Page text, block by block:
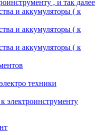
, и так далее
и аккумуляторы ( к
и аккумуляторы ( к
и аккумуляторы ( к
техники
электроинструменту